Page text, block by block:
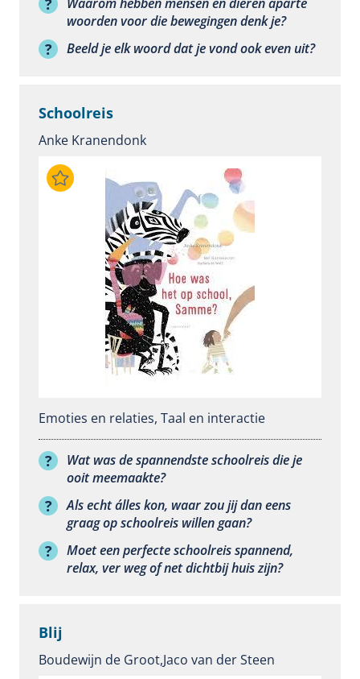
woorden voor die bewegingen denk je?
Beeld je elk woord dat je vond ook even uit?
Schoolreis
Anke Kranendonk
Emoties en relaties, Taal en interactie
Wat was de spannendste schoolreis die je
ooit meemaakte?
Als echt álles kon, waar zou jij dan eens
graag op schoolreis willen gaan?
Moet een perfecte schoolreis spannend,
relax, ver weg of net dichtbij huis zijn?
Blij
Boudewijn de Groot,Jaco van der Steen